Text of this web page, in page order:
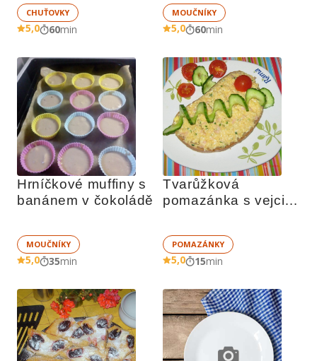
CHUŤOVKY
5,0 60min
MOUČNÍKY
5,0 60min
Hrníčkové muffiny s
banánem v čokoládě
MOUČNÍKY
5,0 35min
Tvarůžková
pomazánka s vejci a
POMAZÁNKY
5,0 15min